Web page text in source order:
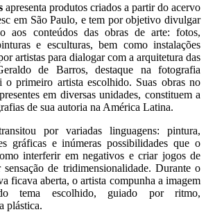
apresenta produtos criados a partir do acervo
em São Paulo, e tem por objetivo divulgar
aos conteúdos das obras de arte: fotos,
e esculturas, bem como instalações
artistas para dialogar com a arquitetura das
de Barros, destaque na fotografia
o primeiro artista escolhido. Suas obras no
em diversas unidades, constituem a
de sua autoria na América Latina.
por variadas linguagens: pintura,
gráficas e inúmeras possibilidades que o
interferir em negativos e criar jogos de
de tridimensionalidade. Durante o
ficava aberta, o artista compunha a imagem
do tema escolhido, guiado por ritmo,
plástica.